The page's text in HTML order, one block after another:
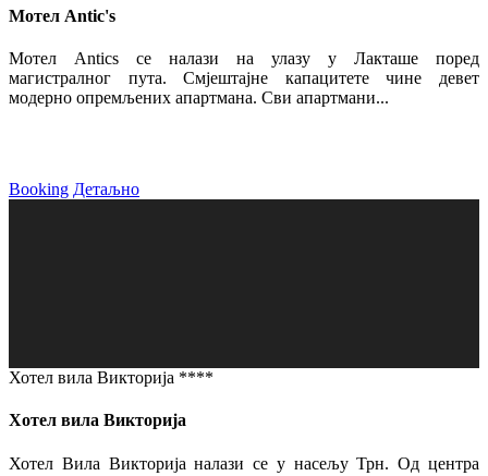
Мотел Antic's
Мотел Antics се налази на улазу у Лакташе поред
магистралног пута. Смјештајне капацитете чине девет
модерно опремљених апартмана. Сви апартмани...
Booking Детаљно
Хотел вила Викторија ****
Хотел вила Викторија
Хотел Вила Викторија налази се у насељу Трн. Од центра